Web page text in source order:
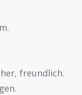
freundlich.